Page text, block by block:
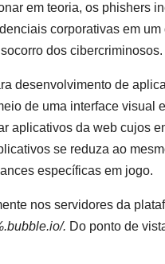
em teoria, os phishers
corporativas em
dos cibercriminosos.
desenvolvimento de
de uma interface visual
aplicativos da web cujos
se reduza ao
específicas em jogo.
nos servidores da
. Do ponto de